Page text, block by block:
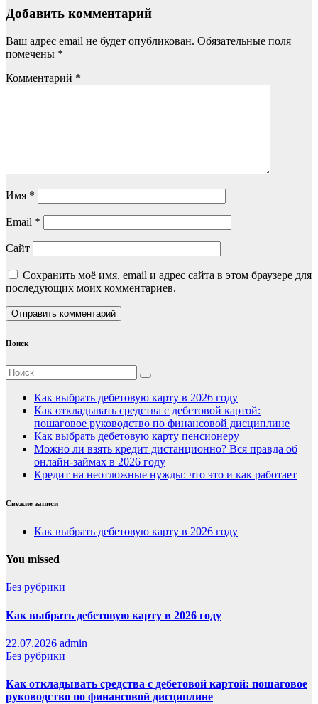
Добавить комментарий
Ваш адрес email не будет опубликован. Обязательные поля
помечены *
Комментарий *
Имя *
Email *
Сайт
Сохранить моё имя, email и адрес сайта в этом браузере для
последующих моих комментариев.
Поиск
Как выбрать дебетовую карту в 2026 году
Как откладывать средства с дебетовой картой:
пошаговое руководство по финансовой дисциплине
Как выбрать дебетовую карту пенсионеру
Можно ли взять кредит дистанционно? Вся правда об
онлайн-займах в 2026 году
Кредит на неотложные нужды: что это и как работает
Свежие записи
Как выбрать дебетовую карту в 2026 году
You missed
Без рубрики
Как выбрать дебетовую карту в 2026 году
22.07.2026 admin
Без рубрики
Как откладывать средства с дебетовой картой: пошаговое
руководство по финансовой дисциплине